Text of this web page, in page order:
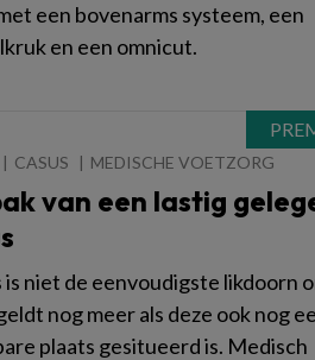
een bovenarms systeem, een
en een omnicut.
CASUS MEDISCHE VOETZORG
van een lastig
is niet de eenvoudigste likdoorn
nog meer als deze ook nog
plaats gesitueerd is. Medisch